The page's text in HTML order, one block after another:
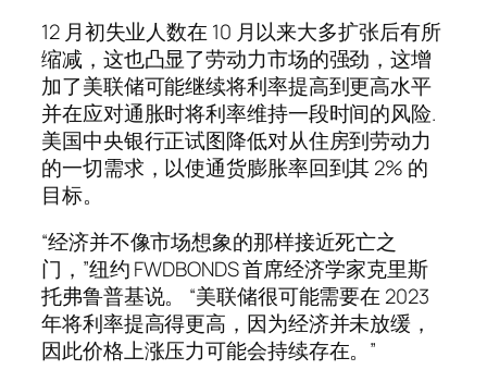
12 月初失业人数在 10 月以来大多扩张后有所
缩减，这也凸显了劳动力市场的强劲，这增
加了美联储可能继续将利率提高到更高水平
并在应对通胀时将利率维持一段时间的风险.
美国中央银行正试图降低对从住房到劳动力
的一切需求，以使通货膨胀率回到其 2% 的
目标。
“经济并不像市场想象的那样接近死亡之
门，”纽约 FWDBONDS 首席经济学家克里斯
托弗鲁普基说。 “美联储很可能需要在 2023
年将利率提高得更高，因为经济并未放缓，
因此价格上涨压力可能会持续存在。”